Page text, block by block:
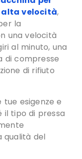
alta velocità,
la
una velocità
al minuto, una
di compresse
di rifiuto
esigenze e
il tipo di pressa
qualità del